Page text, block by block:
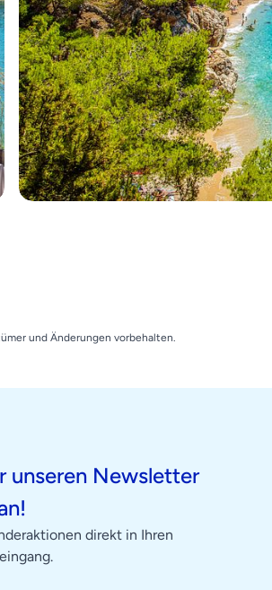
und Änderungen vorbehalten.
unseren Newsletter
direkt in Ihren